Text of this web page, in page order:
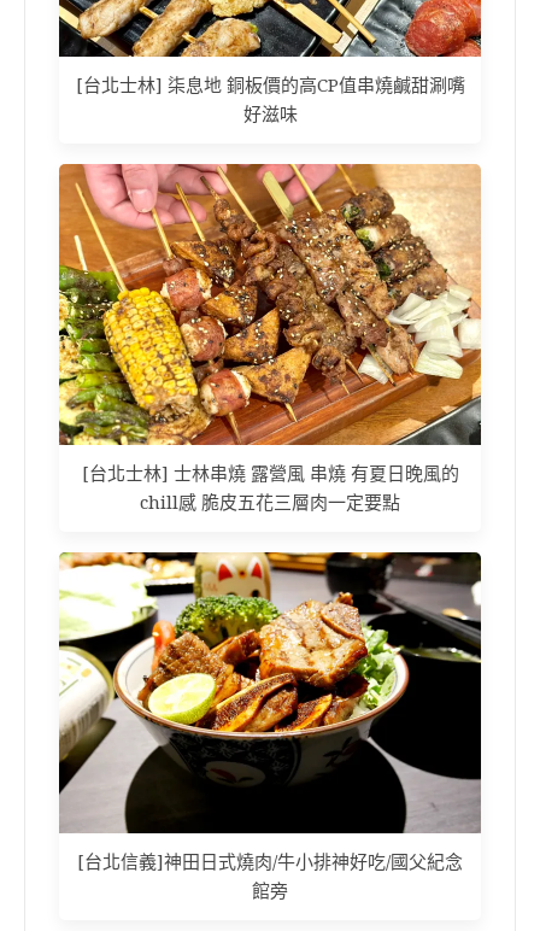
[台北士林] 柒息地 銅板價的高CP值串燒鹹甜涮嘴
好滋味
[台北士林] 士林串燒 露營風 串燒 有夏日晚風的
chill感 脆皮五花三層肉一定要點
[台北信義]神田日式燒肉/牛小排神好吃/國父紀念
館旁